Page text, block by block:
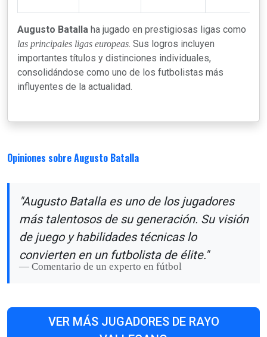
Augusto Batalla ha jugado en prestigiosas ligas como
las principales ligas europeas. Sus logros incluyen
importantes títulos y distinciones individuales,
consolidándose como uno de los futbolistas más
influyentes de la actualidad.
Opiniones sobre Augusto Batalla
"Augusto Batalla es uno de los jugadores
más talentosos de su generación. Su visión
de juego y habilidades técnicas lo
convierten en un futbolista de élite."
Comentario de un experto en fútbol
VER MÁS JUGADORES DE RAYO